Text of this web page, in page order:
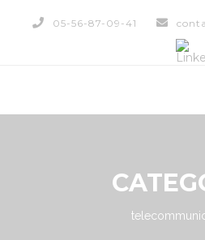
05-56-87-09-41